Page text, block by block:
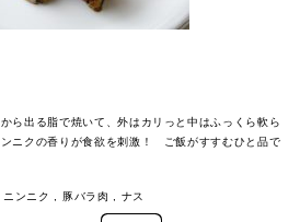
ら出る脂で焼いて、外はカリっと中はふっくら軟ら
ニクの香りが食欲を刺激！ ご飯がすすむひと品で
ニンニク 豚バラ肉 ナス